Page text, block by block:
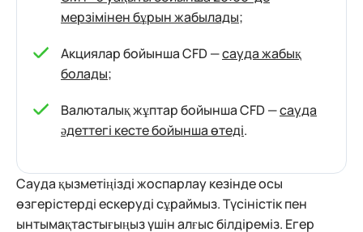
мерзімінен бұрын жабылады;
Акциялар бойынша CFD —сауда жабық
болады;
Валюталық жұптар бойынша CFD —сауда
әдеттегі кесте бойынша өтеді.
Сауда қызметіңізді жоспарлау кезінде осы
өзгерістерді ескеруді сұраймыз. Түсіністік пен
ынтымақтастығыңыз үшін алғыс білдіреміз. Егер